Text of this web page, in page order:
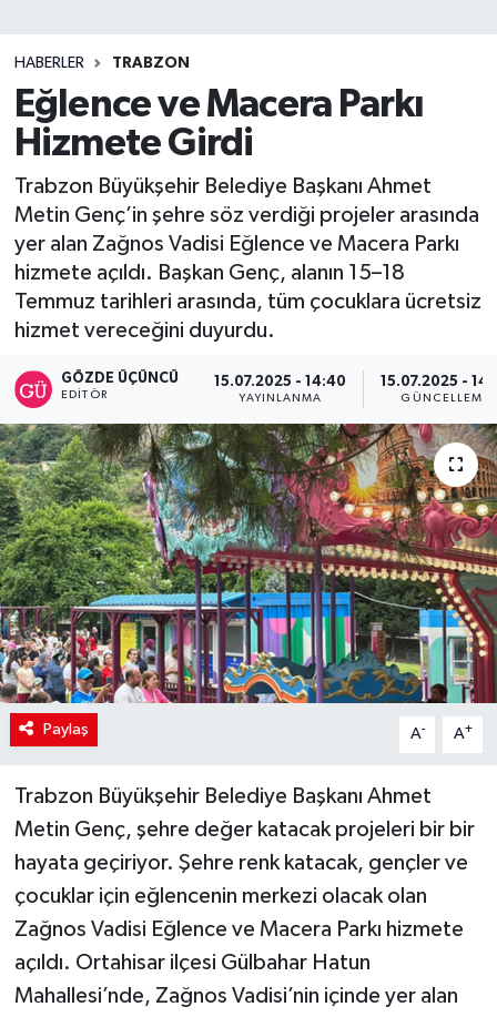
HABERLER TRABZON
Eğlence ve Macera Parkı
Hizmete Girdi
Trabzon Büyükşehir Belediye Başkanı Ahmet
Metin Genç’in şehre söz verdiği projeler arasında
yer alan Zağnos Vadisi Eğlence ve Macera Parkı
hizmete açıldı. Başkan Genç, alanın 15–18
Temmuz tarihleri arasında, tüm çocuklara ücretsiz
hizmet vereceğini duyurdu.
GÖZDE ÜÇÜNCÜ
EDITÖR
15.07.2025 - 14:40
YAYINLANMA
15.07.2025 -
GÜNCELLEME
Paylaş A- A+
Trabzon Büyükşehir Belediye Başkanı Ahmet
Metin Genç, şehre değer katacak projeleri bir bir
hayata geçiriyor. Şehre renk katacak, gençler ve
çocuklar için eğlencenin merkezi olacak olan
Zağnos Vadisi Eğlence ve Macera Parkı hizmete
açıldı. Ortahisar ilçesi Gülbahar Hatun
Mahallesi’nde, Zağnos Vadisi’nin içinde yer alan
Teknoloji
TRABZON
TRABZONSPOR
Yaşam